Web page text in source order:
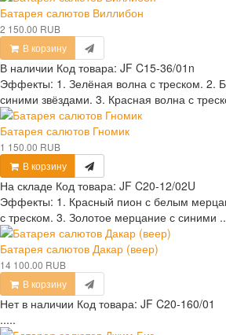
Батарея салютов Виллибон
2 150.00 RUB
В корзину
В наличии Код товара: JF C15-36/01n
Эффекты: 1. Зелёная волна с треском. 2.
синими звёздами. 3. Красная волна с
Батарея салютов Гномик
1 150.00 RUB
В корзину
На складе Код товара: JF C20-12/02U
Эффекты: 1. Красный пион с белым
с треском. 3. Золотое мерцание с синими ..
Батарея салютов Дакар (веер)
14 100.00 RUB
В корзину
Нет в наличии Код товара: JF C20-160/01
.....